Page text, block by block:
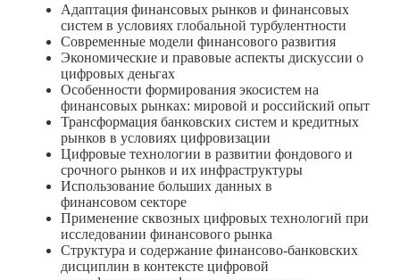
Адаптация финансовых рынков и финансовых
систем в условиях глобальной турбулентности
Современные модели финансового развития
Экономические и правовые аспекты дискуссии о
цифровых деньгах
Особенности формирования экосистем на
финансовых рынках: мировой и российский опыт
Трансформация банковских систем и кредитных
рынков в условиях цифровизации
Цифровые технологии в развитии фондового и
срочного рынков и их инфраструктуры
Использование больших данных в
финансовом секторе
Применение сквозных цифровых технологий при
исследовании финансового рынка
Структура и содержание финансово-банковских
дисциплин в контексте цифровой